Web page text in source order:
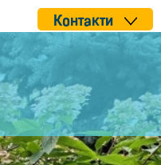
Контакти